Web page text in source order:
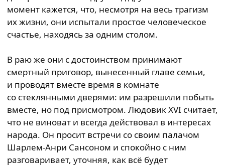
момент кажется, что, несмотря на весь трагизм
их жизни, они испытали простое человеческое
счастье, находясь за одним столом.
В раю же они с достоинством принимают
смертный приговор, вынесенный главе семьи,
и проводят вместе время в комнате
со стеклянными дверями: им разрешили побыть
вместе, но под присмотром. Людовик XVI считает,
что не виноват и всегда действовал в интересах
народа. Он просит встречи со своим палачом
Шарлем-Анри Сансоном и спокойно с ним
разговаривает, уточняя, как всё будет